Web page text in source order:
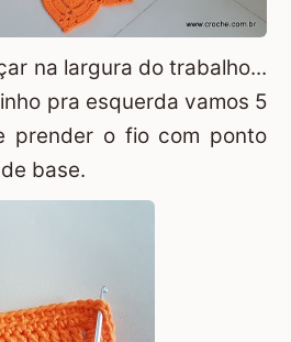
na largura do trabalho...
pra esquerda vamos 5
prender o fio com ponto
base.